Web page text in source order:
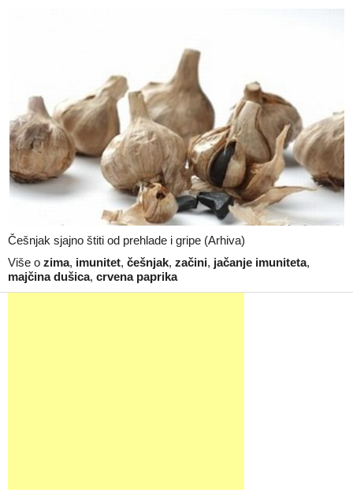
Češnjak sjajno štiti od prehlade i gripe (Arhiva)
Više o zima, imunitet, češnjak, začini, jačanje imuniteta,
majčina dušica, crvena paprika